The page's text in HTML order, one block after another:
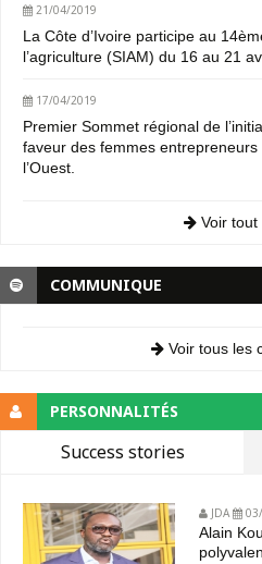
21/04/2019
La Côte d’Ivoire participe au
l’agriculture (SIAM) du 16 au 21
17/04/2019
Premier Sommet régional de
faveur des femmes
l’Ouest.
Voir tout
COMMUNIQUE
Voir tous les
PERSONNALITÉS
Success stories
JDA
Alain